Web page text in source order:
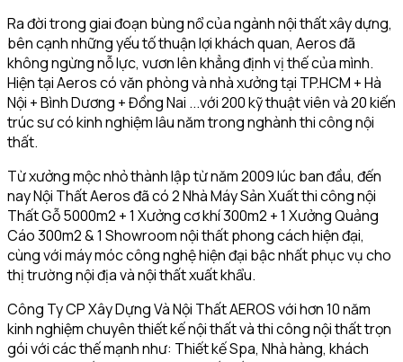
Ra đời trong giai đoạn bùng nổ của ngành nội thất xây dựng,
bên cạnh những yếu tố thuận lợi khách quan, Aeros đã
không ngừng nỗ lực, vươn lên khẳng định vị thế của mình.
Hiện tại Aeros có văn phòng và nhà xưởng tại TP.HCM + Hà
Nội + Bình Dương + Đồng Nai ...với 200 kỹ thuật viên và 20 kiến
trúc sư có kinh nghiệm lâu năm trong nghành thi công nội
thất.
Từ xưởng mộc nhỏ thành lập từ năm 2009 lúc ban đầu, đến
nay Nội Thất Aeros đã có 2 Nhà Máy Sản Xuất thi công nội
Thất Gỗ 5000m2 + 1 Xưởng cơ khí 300m2 + 1 Xưởng Quảng
Cáo 300m2 & 1 Showroom nội thất phong cách hiện đại,
cùng với máy móc công nghệ hiện đại bậc nhất phục vụ cho
thị trường nội địa và nội thất xuất khẩu.
Công Ty CP Xây Dựng Và Nội Thất AEROS với hơn 10 năm
kinh nghiệm chuyên thiết kế nội thất và thi công nội thất trọn
gói với các thế mạnh như: Thiết kế Spa, Nhà hàng, khách